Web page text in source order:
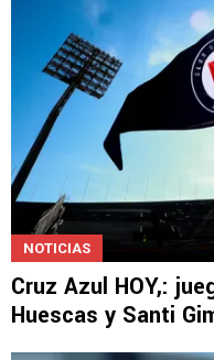
NOTICIAS
Cruz Azul HOY,:
Huescas y Santi